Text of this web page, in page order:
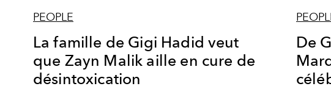
PEOPLE
La famille de Gigi Hadid veut
que Zayn Malik aille en cure de
désintoxication
De